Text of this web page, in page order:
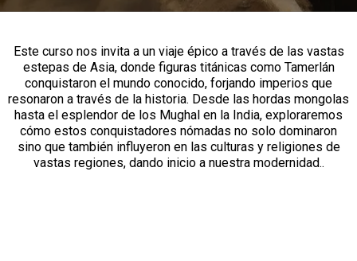
Este curso nos invita a un viaje épico a través de las vastas
estepas de Asia, donde figuras titánicas como Tamerlán
conquistaron el mundo conocido, forjando imperios que
resonaron a través de la historia. Desde las hordas mongolas
hasta el esplendor de los Mughal en la India, exploraremos
cómo estos conquistadores nómadas no solo dominaron
sino que también influyeron en las culturas y religiones de
vastas regiones, dando inicio a nuestra modernidad..